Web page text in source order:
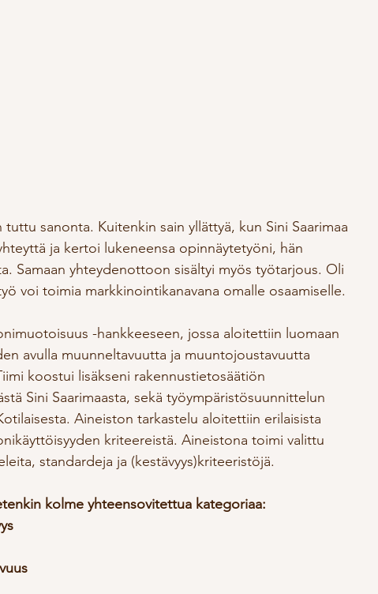
sanonta. Kuitenkin sain yllättyä, kun Sini Saarimaa
ja kertoi lukeneensa opinnäytetyöni, hän
Samaan yhteydenottoon sisältyi myös työtarjous. Oli
voi toimia markkinointikanavana omalle osaamiselle.
-hankkeeseen, jossa aloitettiin luomaan
avulla muunneltavuutta ja muuntojoustavuutta
koostui lisäkseni rakennustietosäätiön
Sini Saarimaasta, sekä työympäristösuunnittelun
Aineiston tarkastelu aloitettiin erilaisista
kriteereistä. Aineistona toimi valittu
standardeja ja (kestävyys)kriteeristöjä.
kolme yhteensovitettua kategoriaa: